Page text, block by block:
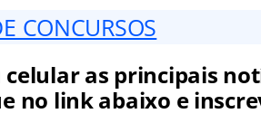
CONCURSOS
as principais
no link abaixo e